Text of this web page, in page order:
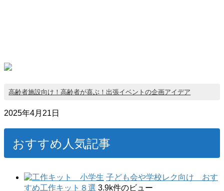
高齢者施設向け！高齢者が喜ぶ！出張イベントの企画アイデア
2025年4月21日
おすすめ人気記事
子ども会や学校レク向け おす
すめ工作キット８選 3.9k件のビュー